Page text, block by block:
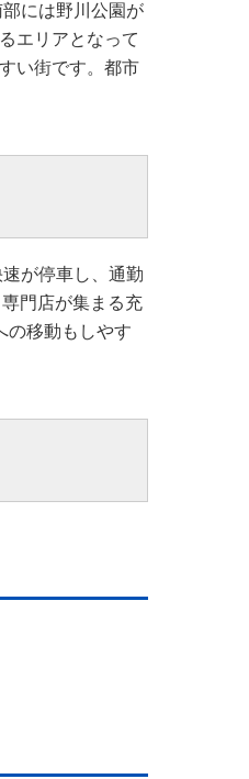
には野川公園が
エリアとなって
い街です。都市
が停車し、通勤
門店が集まる充
の移動もしやす